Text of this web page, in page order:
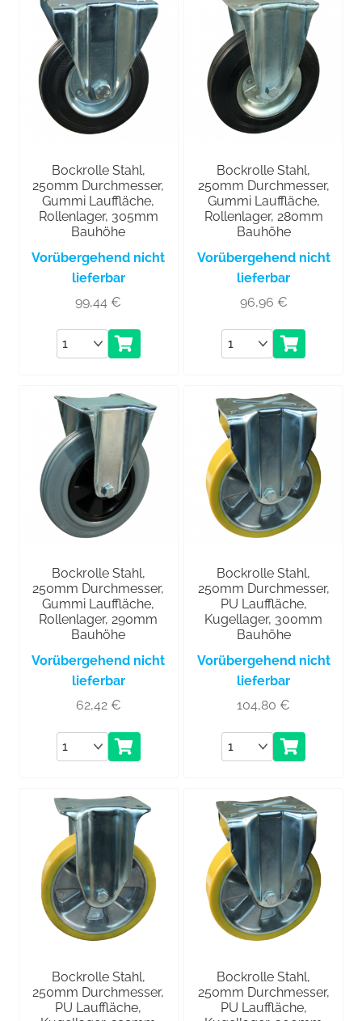
Bockrolle Stahl,
250mm Durchmesser,
Gummi Lauffläche,
Rollenlager, 305mm
Bauhöhe
Vorübergehend nicht
lieferbar
99,44€
Anzahl
Bockrolle Stahl,
250mm Durchmesser,
Gummi Lauffläche,
Rollenlager, 280mm
Bauhöhe
Vorübergehend nicht
lieferbar
96,96 €
Anzahl
Bockrolle Stahl,
250mm Durchmesser,
Gummi Lauffläche,
Rollenlager, 290mm
Bauhöhe
Vorübergehend nicht
lieferbar
62,42 €
Anzahl
Bockrolle Stahl,
250mm Durchmesser,
PU Lauffläche,
Kugellager, 300mm
Bauhöhe
Vorübergehend nicht
lieferbar
104,80€
Anzahl
Bockrolle Stahl,
250mm Durchmesser,
PU Lauffläche,
Bockrolle Stahl,
250mm Durchmesser,
PU Lauffläche,